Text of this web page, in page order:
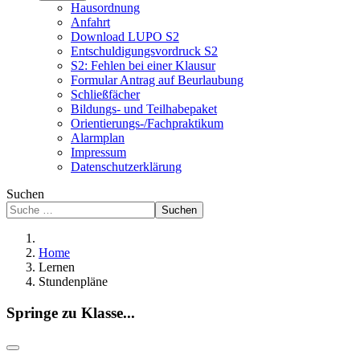
Hausordnung
Anfahrt
Download LUPO S2
Entschuldigungsvordruck S2
S2: Fehlen bei einer Klausur
Formular Antrag auf Beurlaubung
Schließfächer
Bildungs- und Teilhabepaket
Orientierungs-/Fachpraktikum
Alarmplan
Impressum
Datenschutzerklärung
Suchen
Suchen
Home
Lernen
Stundenpläne
Springe zu Klasse...